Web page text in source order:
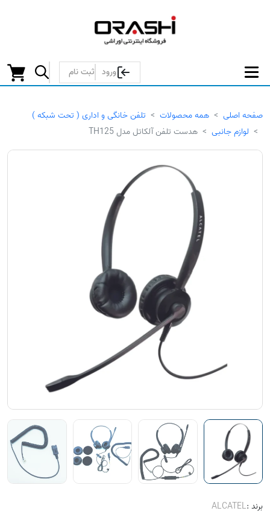
ورود ثبت نام
صفحه اصلی همه محصولات
تلفن خانگی و اداری ( تحت شبکه )
لوازم جانبی
هدست تلفن آلکاتل مدل TH125
برند :ALCATEL